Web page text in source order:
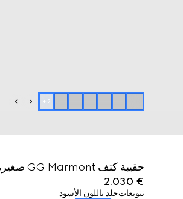
+ 2
حقيبة كتف GG Marmont صغيرة
€ 2.030
تنويعاتجلد باللون الأسود